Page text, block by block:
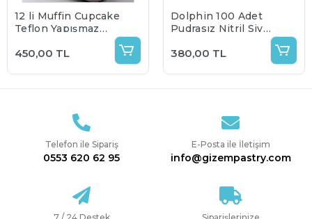
12 li Muffin Cupcake
Teflon Yapışmaz
450,00 TL
Dolphin 100 Adet
Pudrasız Nitril Siyah
380,00 TL
Telefon ile Sipariş
0553 620 62 95
E-Posta ile İletişim
info@gizempastry.com